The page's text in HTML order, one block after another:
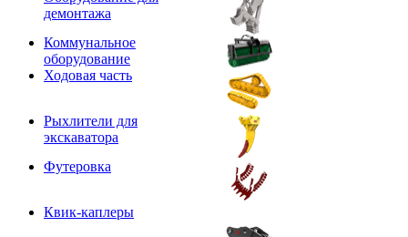
демонтажа
Коммунальное
оборудование
Ходовая часть
Рыхлители для
экскаватора
Футеровка
Квик-каплеры